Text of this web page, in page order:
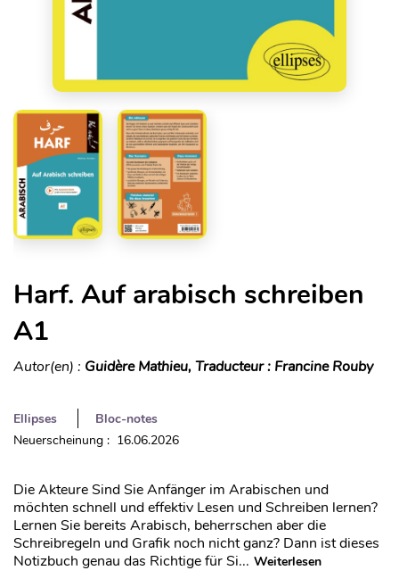
Harf. Auf arabisch schreiben
A1
Autor(en) : Guidère Mathieu, Traducteur : Francine Rouby
Ellipses
Bloc-notes
Neuerscheinung : 16.06.2026
Die Akteure Sind Sie Anfänger im Arabischen und
möchten schnell und effektiv Lesen und Schreiben lernen?
Lernen Sie bereits Arabisch, beherrschen aber die
Schreibregeln und Grafik noch nicht ganz? Dann ist dieses
Notizbuch genau das Richtige für Si... Weiterlesen